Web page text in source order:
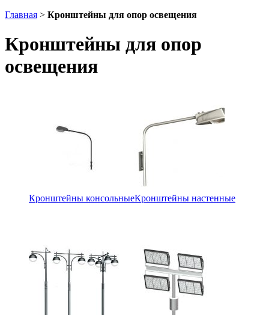
Главная > Кронштейны для опор освещения
Кронштейны для опор
освещения
Кронштейны консольныеКронштейны настенные